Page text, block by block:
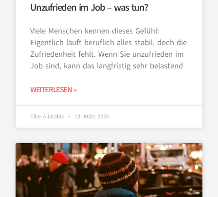
Unzufrieden im Job – was tun?
Viele Menschen kennen dieses Gefühl:
Eigentlich läuft beruflich alles stabil, doch die
Zufriedenheit fehlt. Wenn Sie unzufrieden im
Job sind, kann das langfristig sehr belastend
WEITERLESEN »
Elke Aliatakis 13. März 2026